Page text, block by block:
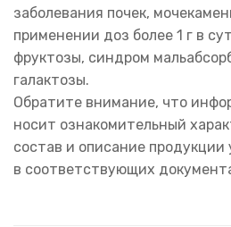
заболевания почек,
применении доз более 1 г в
фруктозы, синдром
галактозы.
Обратите внимание, что
носит ознакомительный
состав и описание продукции
в соответствующих